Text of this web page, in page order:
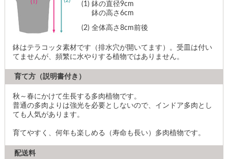
(1) 鉢の直径9cm
鉢の高さ6cm
(2) 全体高さ8cm前後
鉢はテラコッタ素材です（排水穴が開いてます）。受皿は付い
てませんが、頻繁に水やりする植物ではありません。
育て方（説明書付き）
秋～春にかけて生長する多肉植物です。
普通の多肉よりは強光を必要としないので、インドア多肉とし
ても人気があります。
育てやすく、何年も楽しめる（寿命も長い）多肉植物です。
配送料